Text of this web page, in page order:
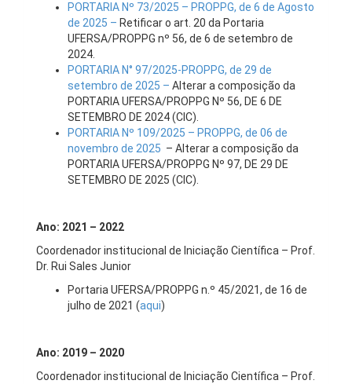
PORTARIA Nº 73/2025 – PROPPG, de 6 de Agosto
de 2025 – Retificar o art. 20 da Portaria
UFERSA/PROPPG nº 56, de 6 de setembro de
2024.
PORTARIA N° 97/2025-PROPPG, de 29 de
setembro de 2025 – Alterar a composição da
PORTARIA UFERSA/PROPPG Nº 56, DE 6 DE
SETEMBRO DE 2024 (CIC).
PORTARIA Nº 109/2025 – PROPPG, de 06 de
novembro de 2025 – Alterar a composição da
PORTARIA UFERSA/PROPPG Nº 97, DE 29 DE
SETEMBRO DE 2025 (CIC).
Ano: 2021 – 2022
Coordenador institucional de Iniciação Científica – Prof.
Dr. Rui Sales Junior
Portaria UFERSA/PROPPG n.º 45/2021, de 16 de
julho de 2021 (aqui)
Ano: 2019 – 2020
Coordenador institucional de Iniciação Científica – Prof.